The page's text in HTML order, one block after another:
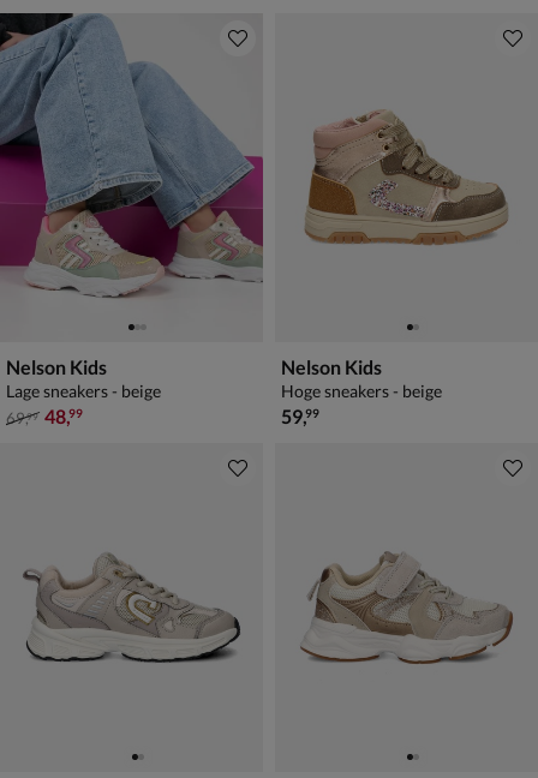
Nelson Kids
Lage sneakers - beige
van € 69,99 voor € 48,99
69,99 48,99
Nelson Kids
Hoge sneakers - beige
€ 59,99
59,99